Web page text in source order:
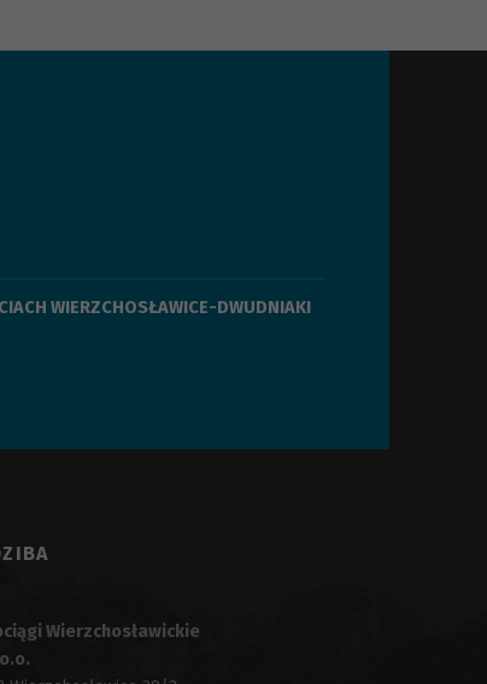
WIERZCHOSŁAWICE-DWUDNIAKI
Wierzchosławickie